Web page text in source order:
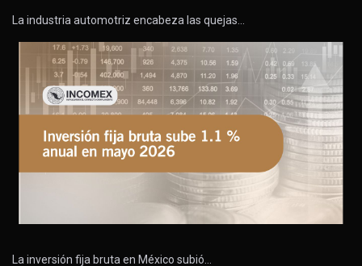
La industria automotriz encabeza las quejas…
La inversión fija bruta en México subió…